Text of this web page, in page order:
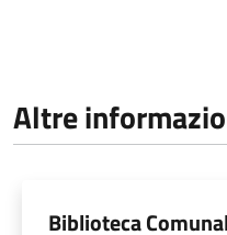
Altre
Biblioteca